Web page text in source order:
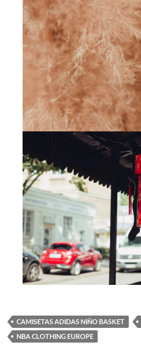
CAMISETAS ADIDAS NIÑO BASKET
NBA CLOTHING EUROPE